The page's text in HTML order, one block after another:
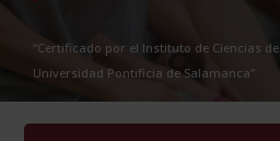
“Certificado por el Instituto de Ciencias
Universidad Pontificia de Salamanca”